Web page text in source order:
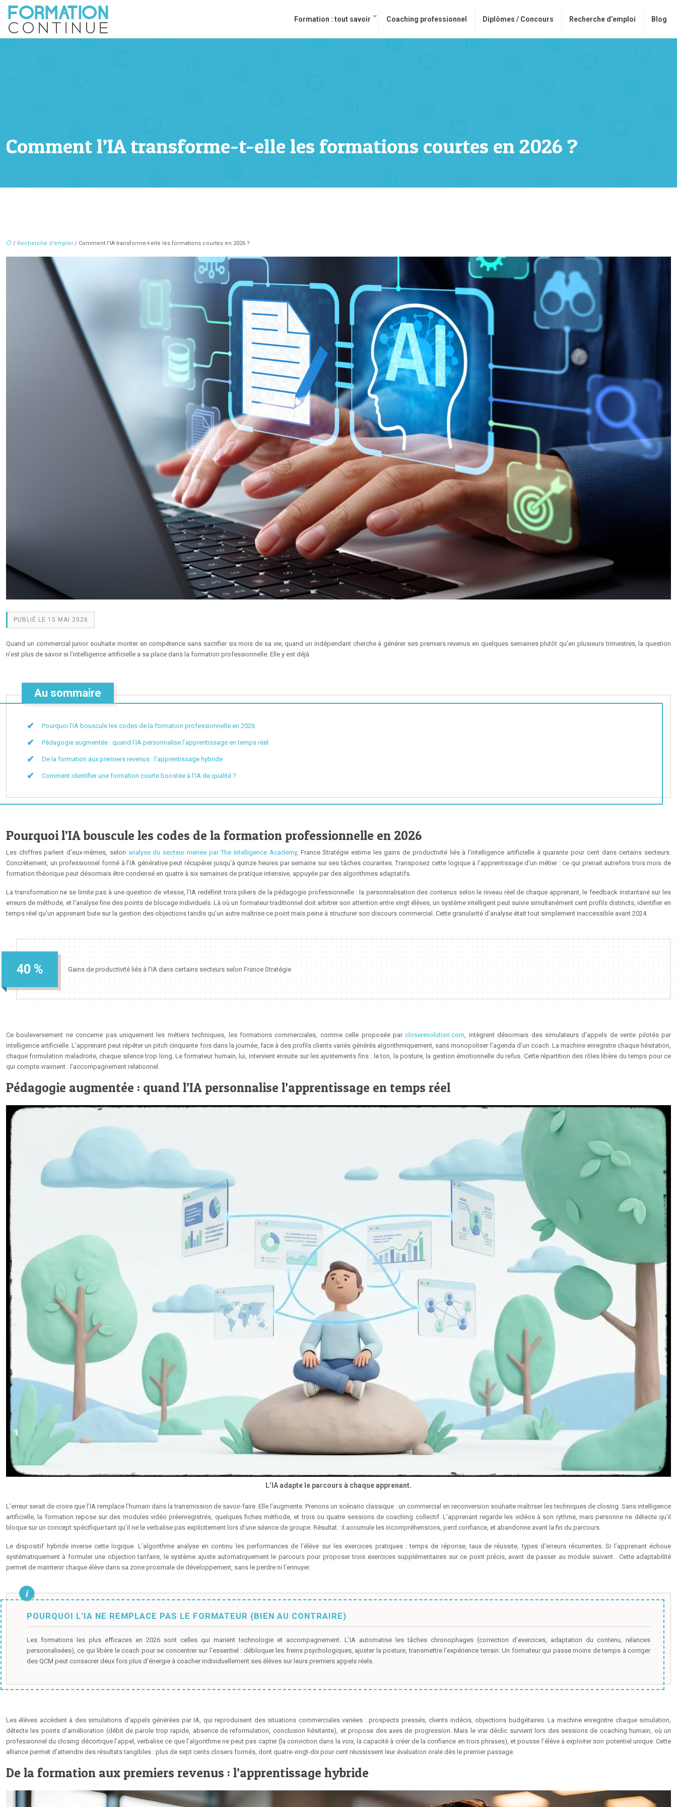
Formation : tout savoir Coaching professionnel Diplômes / Concours Recherche d’emploi Blog
Comment l’IA transforme-t-elle les formations courtes en 2026 ?
/ Recherche d'emploi / Comment l’IA transforme-t-elle les formations courtes en 2026 ?
PUBLIÉ LE 15 MAI 2026
Quand un commercial junior souhaite monter en compétence sans sacrifier six mois de sa vie, quand un indépendant cherche à générer ses premiers revenus en quelques semaines plutôt qu’en plusieurs trimestres, la question
n’est plus de savoir si l’intelligence artificielle a sa place dans la formation professionnelle. Elle y est déjà.
Au sommaire
Pourquoi l’IA bouscule les codes de la formation professionnelle en 2026
Pédagogie augmentée : quand l’IA personnalise l’apprentissage en temps réel
De la formation aux premiers revenus : l’apprentissage hybride
Comment identifier une formation courte boostée à l’IA de qualité ?
Pourquoi l’IA bouscule les codes de la formation professionnelle en 2026
Les chiffres parlent d’eux-mêmes, selon analyse du secteur menée par The Intelligence Academy, France Stratégie estime les gains de productivité liés à l’intelligence artificielle à quarante pour cent dans certains secteurs.
Concrètement, un professionnel formé à l’IA générative peut récupérer jusqu’à quinze heures par semaine sur ses tâches courantes. Transposez cette logique à l’apprentissage d’un métier : ce qui prenait autrefois trois mois de
formation théorique peut désormais être condensé en quatre à six semaines de pratique intensive, appuyée par des algorithmes adaptatifs.
La transformation ne se limite pas à une question de vitesse, l’IA redéfinit trois piliers de la pédagogie professionnelle : la personnalisation des contenus selon le niveau réel de chaque apprenant, le feedback instantané sur les
erreurs de méthode, et l’analyse fine des points de blocage individuels. Là où un formateur traditionnel doit arbitrer son attention entre vingt élèves, un système intelligent peut suivre simultanément cent profils distincts, identifier en
temps réel qu’un apprenant bute sur la gestion des objections tandis qu’un autre maîtrise ce point mais peine à structurer son discours commercial. Cette granularité d’analyse était tout simplement inaccessible avant 2024.
40 % Gains de productivité liés à l’IA dans certains secteurs selon France Stratégie
Ce bouleversement ne concerne pas uniquement les métiers techniques, les formations commerciales, comme celle proposée parcloserevolution.com, intègrent désormais des simulateurs d’appels de vente pilotés par
intelligence artificielle. L’apprenant peut répéter un pitch cinquante fois dans la journée, face à des profils clients variés générés algorithmiquement, sans monopoliser l’agenda d’un coach. La machine enregistre chaque hésitation,
chaque formulation maladroite, chaque silence trop long. Le formateur humain, lui, intervient ensuite sur les ajustements fins : le ton, la posture, la gestion émotionnelle du refus. Cette répartition des rôles libère du temps pour ce
qui compte vraiment : l’accompagnement relationnel.
Pédagogie augmentée : quand l’IA personnalise l’apprentissage en temps réel
L’IA adapte le parcours à chaque apprenant.
L’erreur serait de croire que l’IA remplace l’humain dans la transmission de savoir-faire. Elle l’augmente. Prenons un scénario classique : un commercial en reconversion souhaite maîtriser les techniques de closing. Sans intelligence
artificielle, la formation repose sur des modules vidéo préenregistrés, quelques fiches méthode, et trois ou quatre sessions de coaching collectif. L’apprenant regarde les vidéos à son rythme, mais personne ne détecte qu’il
bloque sur un concept spécifique tant qu’il ne le verbalise pas explicitement lors d’une séance de groupe. Résultat : il accumule les incompréhensions, perd confiance, et abandonne avant la fin du parcours.
Le dispositif hybride inverse cette logique. L’algorithme analyse en continu les performances de l’élève sur les exercices pratiques : temps de réponse, taux de réussite, types d’erreurs récurrentes. Si l’apprenant échoue
systématiquement à formuler une objection tarifaire, le système ajuste automatiquement le parcours pour proposer trois exercices supplémentaires sur ce point précis, avant de passer au module suivant. Cette adaptabilité
permet de maintenir chaque élève dans sa zone proximale de développement, sans le perdre ni l’ennuyer.
POURQUOI L’IA NE REMPLACE PAS LE FORMATEUR (BIEN AU CONTRAIRE)
Les formations les plus efficaces en 2026 sont celles qui marient technologie et accompagnement. L’IA automatise les tâches chronophages (correction d’exercices, adaptation du contenu, relances
personnalisées), ce qui libère le coach pour se concentrer sur l’essentiel : débloquer les freins psychologiques, ajuster la posture, transmettre l’expérience terrain. Un formateur qui passe moins de temps à corriger
des QCM peut consacrer deux fois plus d’énergie à coacher individuellement ses élèves sur leurs premiers appels réels.
Les élèves accèdent à des simulations d’appels générées par IA, qui reproduisent des situations commerciales variées : prospects pressés, clients indécis, objections budgétaires. La machine enregistre chaque simulation,
détecte les points d’amélioration (débit de parole trop rapide, absence de reformulation, conclusion hésitante), et propose des axes de progression. Mais le vrai déclic survient lors des sessions de coaching humain, où un
professionnel du closing décortique l’appel, verbalise ce que l’algorithme ne peut pas capter (la conviction dans la voix, la capacité à créer de la confiance en trois phrases), et pousse l’élève à exploiter son potentiel unique. Cette
alliance permet d’atteindre des résultats tangibles : plus de sept cents closers formés, dont quatre-vingt-dix pour cent réussissent leur évaluation orale dès le premier passage.
De la formation aux premiers revenus : l’apprentissage hybride